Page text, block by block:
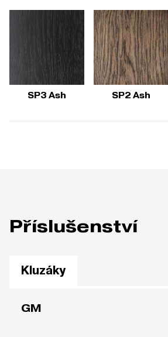
SP3 Ash SP2 Ash
Příslušenství
Kluzáky
GM